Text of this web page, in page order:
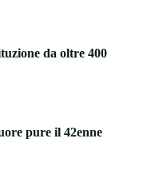
da oltre 400
pure il 42enne